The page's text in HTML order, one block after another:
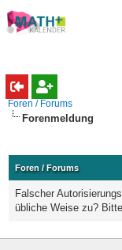
Foren / Forums
Forenmeldung
Foren / Forums
Falscher
übliche Weise zu?